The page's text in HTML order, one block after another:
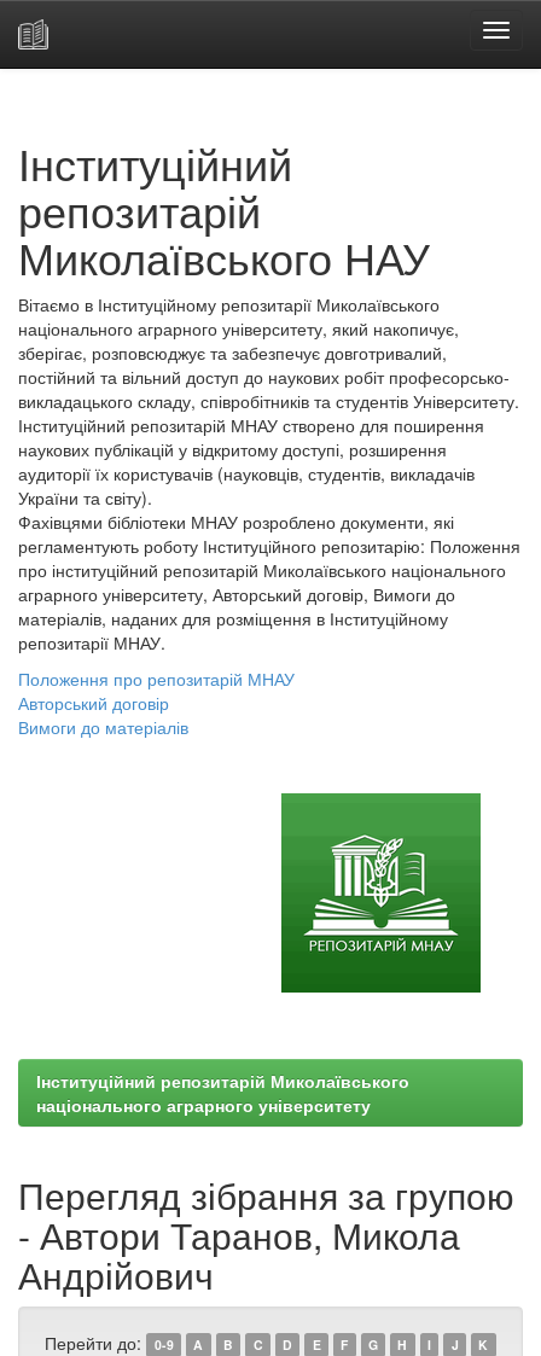
Інституційний
репозитарій
Миколаївського НАУ
Вітаємо в Інституційному репозитарії Миколаївського
національного аграрного університету, який накопичує,
зберігає, розповсюджує та забезпечує довготривалий,
постійний та вільний доступ до наукових робіт професорсько-
викладацького складу, співробітників та студентів Університету.
Інституційний репозитарій МНАУ створено для поширення
наукових публікацій у відкритому доступі, розширення
аудиторії їх користувачів (науковців, студентів, викладачів
України та світу).
Фахівцями бібліотеки МНАУ розроблено документи, які
регламентують роботу Інституційного репозитарію: Положення
про інституційний репозитарій Миколаївського національного
аграрного університету, Авторський договір, Вимоги до
матеріалів, наданих для розміщення в Інституційному
репозитарії МНАУ.
Положення про репозитарій МНАУ
Авторський договір
Вимоги до матеріалів
Інституційний репозитарій Миколаївського
національного аграрного університету
Перегляд зібрання за групою
- Автори Таранов, Микола
Андрійович
Перейти до: 0-9 A B C D E F G H I J
K